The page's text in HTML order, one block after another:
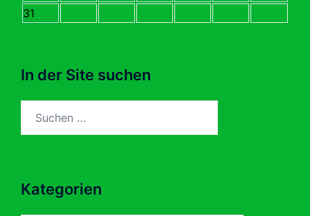
31
In der Site suchen
nach:
Kategorien